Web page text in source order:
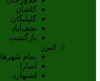
کاشان
گلپايگان
نجف‌آباد
بازگشت
البرز
تمام شهر‌ها
آسارا
اشتهارد